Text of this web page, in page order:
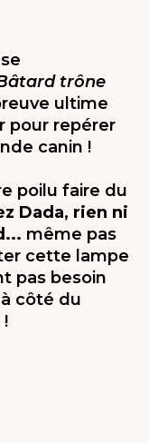
trône
ultime
pour repérer
canin !
poilu faire du
Dada, rien ni
même pas
cette lampe
pas besoin
côté du